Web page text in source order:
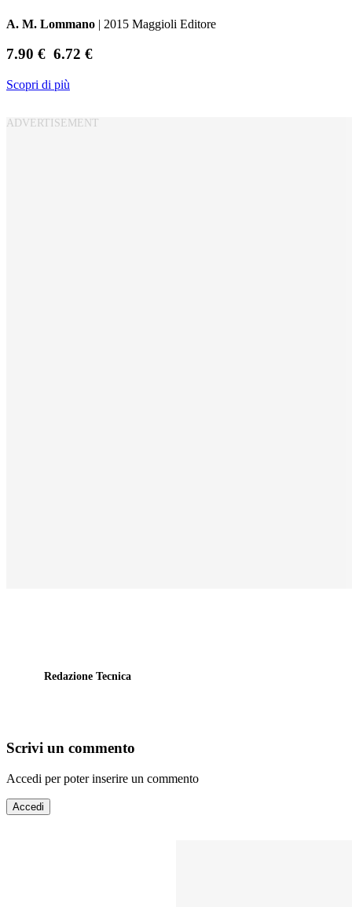
A. M. Lommano | 2015 Maggioli Editore
7.90 € 6.72 €
Scopri di più
Redazione Tecnica
Scrivi un commento
Accedi per poter inserire un commento
Accedi